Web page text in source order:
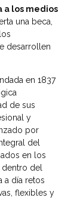
a los medios
una beca,
desarrollen
en 1837
de sus
y
por
del
en los
del
a día retos
flexibles y